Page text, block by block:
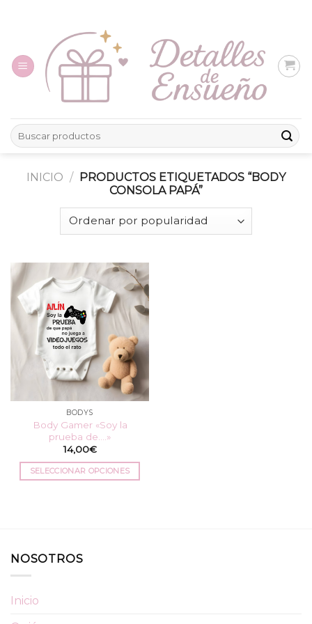
Buscar
por:
INICIO / PRODUCTOS ETIQUETADOS “BODY
CONSOLA PAPÁ”
BODYS
Body Gamer «Soy la
prueba de….»
14,00€
SELECCIONAR OPCIONES
Las
NOSOTROS
Inicio